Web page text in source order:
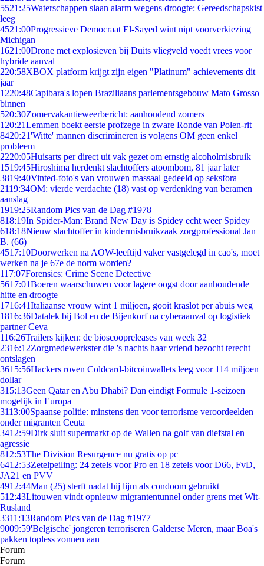
5521:25Waterschappen slaan alarm wegens droogte: Gereedschapskist
leeg
4521:00Progressieve Democraat El-Sayed wint nipt voorverkiezing
Michigan
1621:00Drone met explosieven bij Duits vliegveld voedt vrees voor
hybride aanval
220:58XBOX platform krijgt zijn eigen "Platinum" achievements dit
jaar
1220:48Capibara's lopen Braziliaans parlementsgebouw Mato Grosso
binnen
520:30Zomervakantieweerbericht: aanhoudend zomers
1 20:21Lemmen boekt eerste profzege in zware Ronde van Polen-rit
8420:21'Witte' mannen discrimineren is volgens OM geen enkel
probleem
2220:05Huisarts per direct uit vak gezet om ernstig alcoholmisbruik
1519:45Hiroshima herdenkt slachtoffers atoombom, 81 jaar later
3819:40Vinted-foto's van vrouwen massaal gedeeld op seksfora
2119:34OM: vierde verdachte (18) vast op verdenking van beramen
aanslag
1919:25Random Pics van de Dag #1978
818:19In Spider-Man: Brand New Day is Spidey echt weer Spidey
618:18Nieuw slachtoffer in kindermisbruikzaak zorgprofessional Jan
B. (66)
4517:10Doorwerken na AOW-leeftijd vaker vastgelegd in cao's, moet
werken na je 67e de norm worden?
117:07Forensics: Crime Scene Detective
5617:01Boeren waarschuwen voor lagere oogst door aanhoudende
hitte en droogte
1716:41Italiaanse vrouw wint 1 miljoen, gooit kraslot per abuis weg
1816:36Datalek bij Bol en de Bijenkorf na cyberaanval op logistiek
partner Ceva
116:26Trailers kijken: de bioscoopreleases van week 32
2316:12Zorgmedewerkster die 's nachts haar vriend bezocht terecht
ontslagen
3615:56Hackers roven Coldcard-bitcoinwallets leeg voor 114 miljoen
dollar
315:13Geen Qatar en Abu Dhabi? Dan eindigt Formule 1-seizoen
mogelijk in Europa
3113:00Spaanse politie: minstens tien voor terrorisme veroordeelden
onder migranten Ceuta
3412:59Dirk sluit supermarkt op de Wallen na golf van diefstal en
agressie
812:53The Division Resurgence nu gratis op pc
6412:53Zetelpeiling: 24 zetels voor Pro en 18 zetels voor D66, FvD,
JA21 en PVV
4912:44Man (25) sterft nadat hij lijm als condoom gebruikt
512:43Litouwen vindt opnieuw migrantentunnel onder grens met Wit-
Rusland
3311:13Random Pics van de Dag #1977
9009:59'Belgische' jongeren terroriseren Galderse Meren, maar Boa's
pakken topless zonnen aan
Forum
Forum